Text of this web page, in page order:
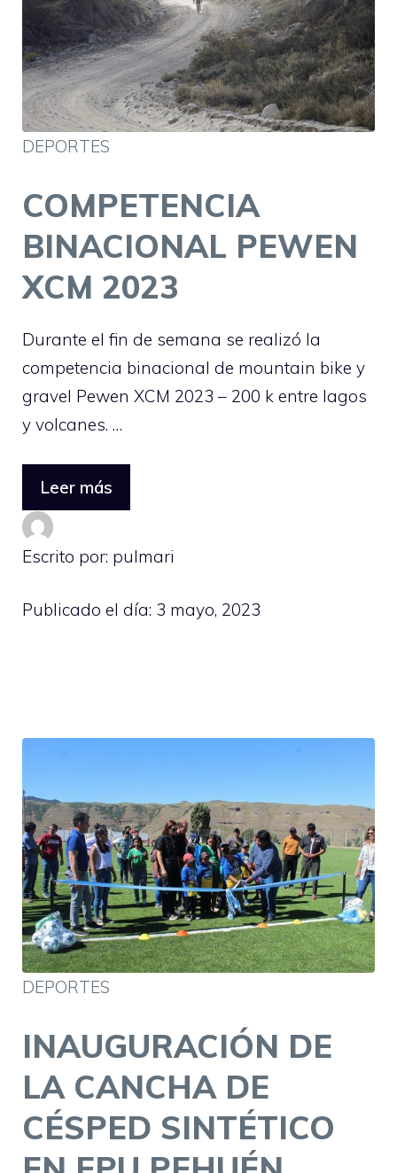
DEPORTES
COMPETENCIA
BINACIONAL PEWEN
XCM 2023
Durante el fin de semana se realizó la
competencia binacional de mountain bike y
gravel Pewen XCM 2023 – 200 k entre lagos
y volcanes. …
Leer más
Escrito por: pulmari
Publicado el día: 3 mayo, 2023
DEPORTES
INAUGURACIÓN DE
LA CANCHA DE
CÉSPED SINTÉTICO